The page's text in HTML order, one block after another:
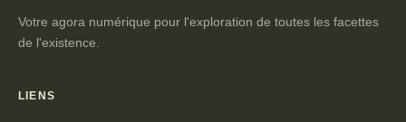
Votre agora numérique pour l'exploration de toutes les facettes
de l'existence.
LIENS